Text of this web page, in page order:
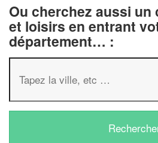
Ou cherchez aussi
et loisirs en entrant
département… :